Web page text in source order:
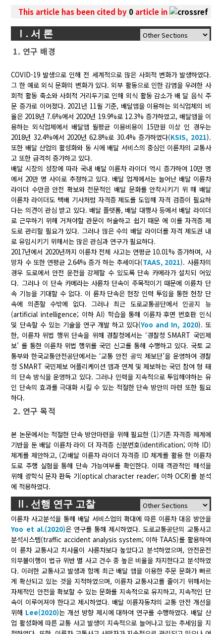
This article has been cited by 0 article in
Ⅰ. 서 론
1. 연구 배경
COVID-19 발생으로 인해 전 세계적으로 많은 사회적 변화가 발생하였다.
그 한 예로 외식 문화의 변화가 있다. 외부 활동으로 인한 감염을 우려한 사
회적 활동 축소와 사회적 거리두기로 인해 외식 활동 감소가 배 달 음식 주
문 증가로 이어졌다. 2021년 11월 기준, 배달앱을 이용하는 외식업체의 비
율은 2018년 7.6%에서 2020년 19.9%로 12.3% 증가하였고, 배달앱을 이
용하는 외식업체에서 배달앱 월평균 이용비용이 15만원 이상 인 경우는
2018년 32.4%에서 2020년 62.8%로 30.4% 증가하였다(KSIS, 2021).
또한 배달 산업의 활성화와 동 시에 배달 서비스의 중심인 이륜차의 교통사
고 또한 급격히 증가하고 있다.
배달 시장의 성장에 따라 국내 배달 이륜차 라이더 역시 증가하여 10만 명
에서 20만 명 사이로 추정하고 있다. 배달 업계에서는 늘어난 배달 이륜차
라이더 수만큼 안전 확보와 전문적인 배달 문화를 안착시키기 위 해 배달
이륜차 라이더도 택배 기사처럼 자격증 제도를 도입해 자격 검증이 필요하
다는 의견이 관심 받고 있다. 배달 플랫폼, 배달 대행사 등에서 배달 라이더
로 근무하기 위해 거쳐야할 관문이 허술하고 쉽기 때문 에 이를 자격증 제
도로 관리할 필요가 있다. 그러나 많은 수의 배달 라이더를 자격 제도권 내
로 유입시키기 위해서는 많은 관심과 연구가 필요하다.
2017년에서 2020년까지 이륜차 전체 사고는 연평균 10.01% 증가하며, 사
망자 수 또한 연평균 2.64% 증가 하는 추세이다(TAAS, 2021). 사륜차의
경우 도로에서 안전 운전을 강제할 수 있도록 단속 카메라가 설치되 어있
다. 그러나 이 단속 카메라는 사륜차 단속이 주목적이기 때문에 이륜차 단
속 기능을 기대할 수 없다. 이 륜차 단속은 현장 인력 투입을 통한 현장 단
속에 의존할 수밖에 없다. 그러나 최근 도로교통공단에서 인공지 능
(artificial intelligence; 이하 AI) 학습을 통해 이륜차 후면 번호판 인식
및 단속할 수 있는 기술을 연구 개발 하고 있다(Yoo and In, 2020). 또
한, 이륜차 위법 행위 단속을 위해 경찰청에서는 ‘경찰청 SMART 국민제
보’ 를 통한 이륜차 위법 행위를 국민 신고를 통해 수행하고 있다. 국토 교
통부와 한국교통안전공단에서는 ‘교통 안전 공익 제보단’을 운영하여 경찰
청 SMART 국민제보 어플리케이션 앱과 연계 및 제보하는 국민 참여 형 태
의 단속 방식을 운영하고 있다. 그러나 인력을 지속적으로 투입해야하는 유
인 단속의 효과를 극대화 시킬 수 있는 적절한 단속 방안의 마련 또한 필요
하다.
2. 연구 목적
본 논문에서는 적절한 단속 방안마련을 위해 필요한 (1)기존 자격증 체계에
기반을 둔 배달 이륜차 라이 더 자격증 신분번호(identification; 이하 ID)
체계를 제안하고, (2)배달 이륜차 라이더 자격증 ID 체계를 활용 한 이륜차
도로 주행 실험을 통해 단속 가능여부를 확인한다. 이때 객관적인 해석을
위해 광학식 문자 판독 기(optical character reader; 이하 OCR)를 분석
에 적용하였다.
Ⅱ. 선행 연구 고찰
이륜차 사고분석을 통해 배달 서비스업의 확대에 따른 이륜차 대응 방안을
Yoo et al.(2020)은 연구를 통해 제시하였다. 도로교통공단의 교통사고
분석시스템(traffic accident analysis system; 이하 TAAS)를 활용하여
이 륜차 교통사고 치사율이 사륜차보다 높았다고 분석하였으며, 안전운전
의무불이행이 법규 위반 별 사고 건수 중 높은 비율을 차지한다고 분석하였
다. 이러한 교통사고 발생과 함께 최근 배달 앱을 이용한 주문 문화가 빠르
게 확산되고 있는 것을 지적하였으며, 이륜차 교통사고를 줄이기 위해서는
자체적인 안전을 확보할 수 있는 문화를 지속적으로 유지하고, 지속적인 단
속이 이루어져야 한다고 제시하였다. 배달 이륜자동차의 교통 안전 개선을
위해 Lee(2020)는 개선 방향 제시에 대하여 연구를 수행하였다. 배달 산
업 활성화에 따른 교통 사고 발생이 지속적으로 늘어나고 있는 추세임을 지